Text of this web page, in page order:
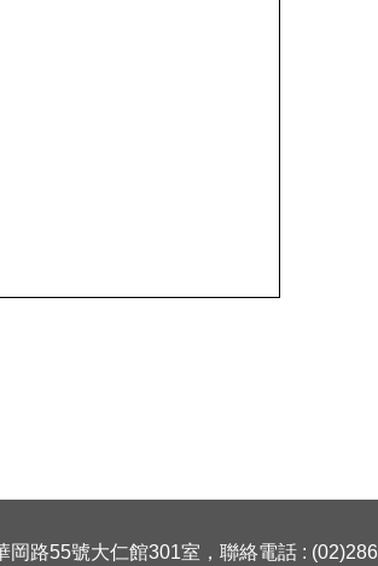
岡路55號大仁館301室，聯絡電話 :